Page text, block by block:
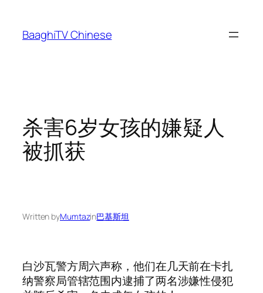
content
BaaghiTV Chinese
杀害6岁女孩的嫌疑人
被抓获
Written byMumtazin巴基斯坦
白沙瓦警方周六声称，他们在几天前在卡扎
纳警察局管辖范围内逮捕了两名涉嫌性侵犯